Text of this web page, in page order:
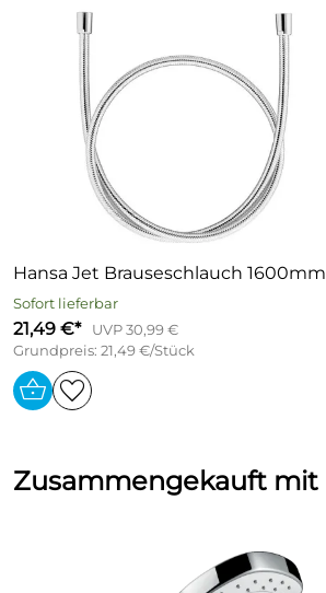
Hansa Jet Brauseschlauch 1600mm
Sofort lieferbar
21,49 €*
UVP 30,99 €
Grundpreis: 21,49 €/Stück
Zusammengekauft mit